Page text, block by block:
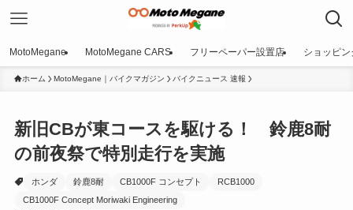
MotoMegane MotoMegane CARS フリーペーパー設置店 ショッピン
ホーム MotoMegane｜バイクマガジン バイクニュース 速報
新旧CBが東コースを駆ける！ 鈴鹿8耐
の前夜祭で特別走行を実施
ホンダ 鈴鹿8耐 CB1000F コンセプト
RCB1000
CB1000F Concept Moriwaki Engineering